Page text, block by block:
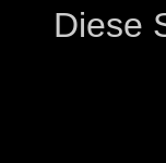
Diese